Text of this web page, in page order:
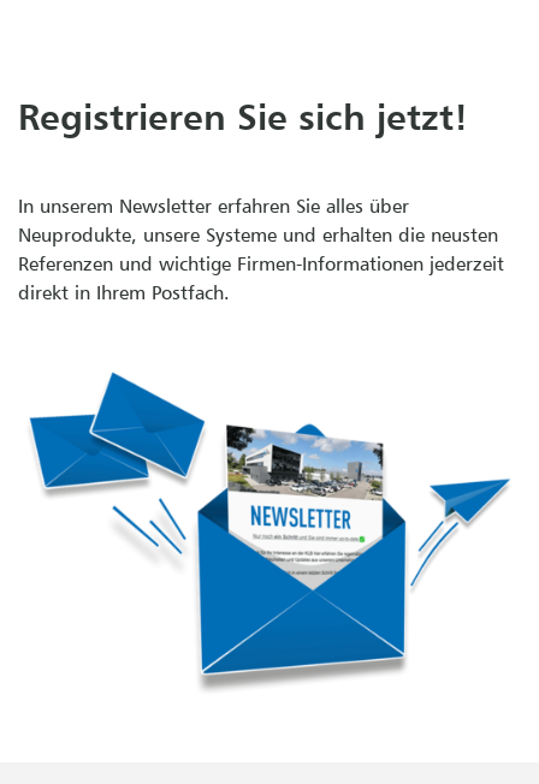
Registrieren Sie sich jetzt!
In unserem Newsletter erfahren Sie alles über
Neuprodukte, unsere Systeme und erhalten die neusten
Referenzen und wichtige Firmen-Informationen jederzeit
direkt in Ihrem Postfach.